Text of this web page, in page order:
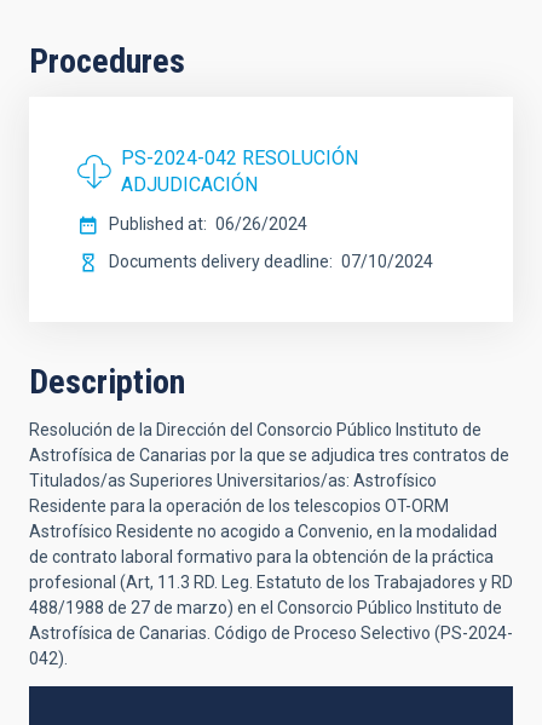
Procedures
PS-2024-042 RESOLUCIÓN
ADJUDICACIÓN
Published at
06/26/2024
Documents delivery deadline
07/10/2024
Description
Resolución de la Dirección del Consorcio Público Instituto de
Astrofísica de Canarias por la que se adjudica tres contratos de
Titulados/as Superiores Universitarios/as: Astrofísico
Residente para la operación de los telescopios OT-ORM
Astrofísico Residente no acogido a Convenio, en la modalidad
de contrato laboral formativo para la obtención de la práctica
profesional (Art, 11.3 RD. Leg. Estatuto de los Trabajadores y RD
488/1988 de 27 de marzo) en el Consorcio Público Instituto de
Astrofísica de Canarias. Código de Proceso Selectivo (PS-2024-
042).